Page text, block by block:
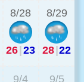
8/28
26 23
8/29
28 22
9/4 9/5